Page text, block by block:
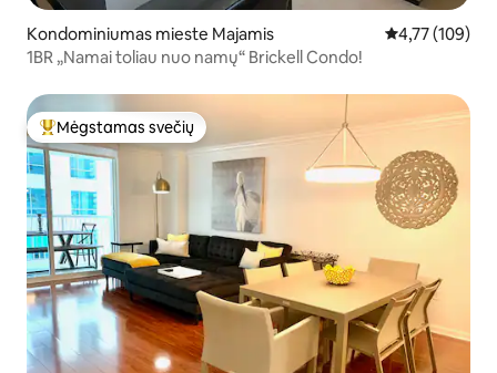
Kondominiumas mieste Majamis Vidutinis
4,77 (109)
1BR „Namai toliau nuo namų“ Brickell Condo!
Svečių mėgstamiausias
Mėgstamas svečių